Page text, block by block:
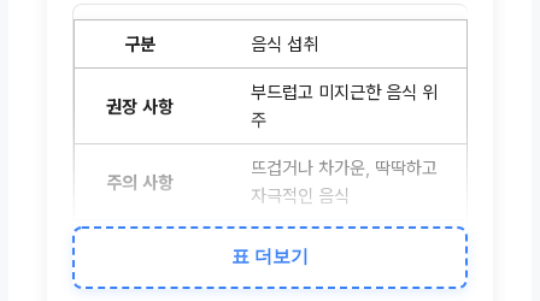
음식 섭취
부드럽고 미지근한 음식 위
주
뜨겁거나 차가운, 딱딱하고
자극적인 음식
구강 위생
표 더보기